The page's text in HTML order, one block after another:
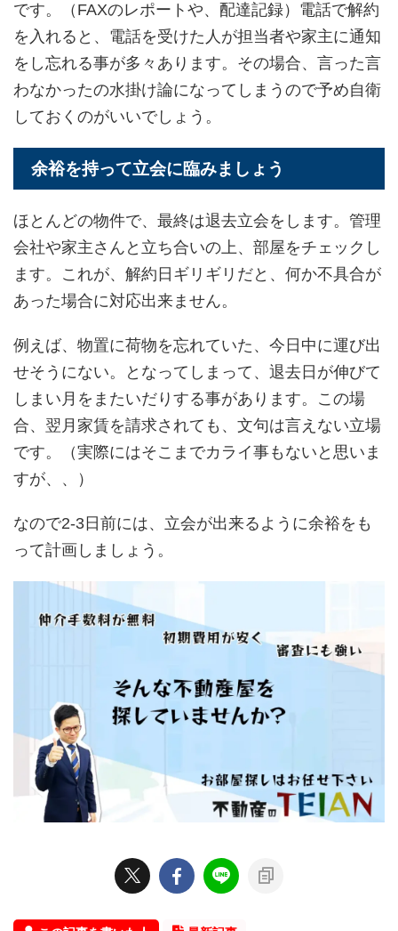
です。（FAXのレポートや、配達記録）電話で解約
を入れると、電話を受けた人が担当者や家主に通知
をし忘れる事が多々あります。その場合、言った言
わなかったの水掛け論になってしまうので予め自衛
しておくのがいいでしょう。
余裕を持って立会に臨みましょう
ほとんどの物件で、最終は退去立会をします。管理
会社や家主さんと立ち合いの上、部屋をチェックし
ます。これが、解約日ギリギリだと、何か不具合が
あった場合に対応出来ません。
例えば、物置に荷物を忘れていた、今日中に運び出
せそうにない。となってしまって、退去日が伸びて
しまい月をまたいだりする事があります。この場
合、翌月家賃を請求されても、文句は言えない立場
です。（実際にはそこまでカライ事もないと思いま
すが、、）
なので2-3日前には、立会が出来るように余裕をも
って計画しましょう。